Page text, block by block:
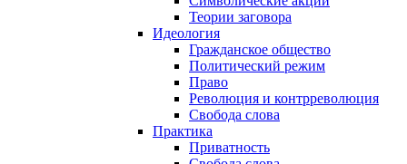
Теории заговора
Идеология
Гражданское общество
Политический режим
Право
Революция и контрреволюция
Свобода слова
Практика
Приватность